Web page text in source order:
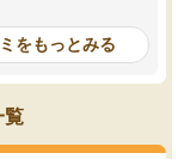
の仕方をコーチングして
ルなので、家での学習習
身につきました。結果と
た英語の偏差値が10以上
していた公立高校に無事
た。自分から学ぶ姿勢を
をもっとみる
覧